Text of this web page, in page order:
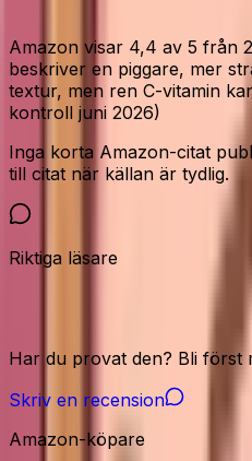
Amazon visar 4,4 av 5 från
beskriver en piggare, mer
textur, men ren C-vitamin
kontroll juni 2026)
Inga korta Amazon-citat
till citat när källan är tydlig.
Riktiga läsare
Har du provat den? Bli först
Skriv en recension
Amazon-köpare